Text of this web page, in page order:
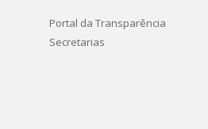
Portal da Transparência
Secretarias